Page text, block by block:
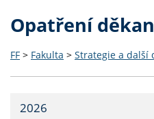
Opatření
FF > Fakulta > Strategie a další
2026